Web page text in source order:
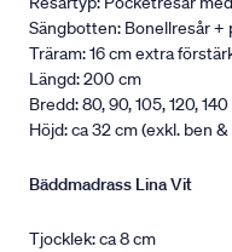
Sängbotten: Bonellresår
Träram: 16 cm extra
Längd: 200 cm
Bredd: 80, 90, 105, 120,
Höjd: ca 32 cm (exkl. ben
Bäddmadrass Lina Vit
Tjocklek: ca 8 cm